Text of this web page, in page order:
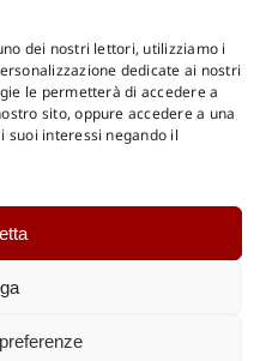
dei nostri lettori, utilizziamo i
dedicate ai nostri
le permetterà di accedere a
sito, oppure accedere a una
suoi interessi negando il
Sicuri e anche Rateali
Catalogo Online
Internazionale
Internazionale